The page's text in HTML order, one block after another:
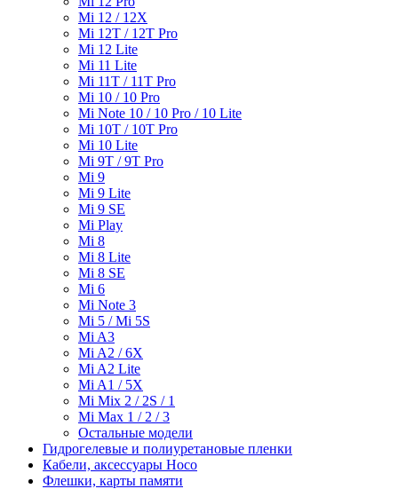
Mi 12 / 12X
Mi 12T / 12T Pro
Mi 12 Lite
Mi 11 Lite
Mi 11T / 11T Pro
Mi 10 / 10 Pro
Mi Note 10 / 10 Pro / 10 Lite
Mi 10T / 10T Pro
Mi 10 Lite
Mi 9T / 9T Pro
Mi 9
Mi 9 Lite
Mi 9 SE
Mi Play
Mi 8
Mi 8 Lite
Mi 8 SE
Mi 6
Mi Note 3
Mi 5 / Mi 5S
Mi A3
Mi A2 / 6X
Mi A2 Lite
Mi A1 / 5X
Mi Mix 2 / 2S / 1
Mi Max 1 / 2 / 3
Остальные модели
Гидрогелевые и полиуретановые пленки
Кабели, аксессуары Hoco
Флешки, карты памяти